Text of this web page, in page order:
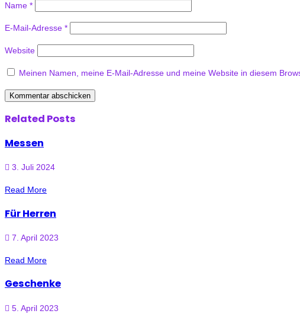
Name *
E-Mail-Adresse *
Website
Meinen Namen, meine E-Mail-Adresse und meine Website in diesem
Related Posts
Messen
3. Juli 2024
Read More
Für Herren
7. April 2023
Read More
Geschenke
5. April 2023